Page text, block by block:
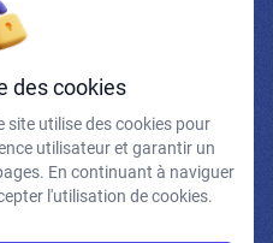
la newsletter
confirme avoir pris connaissance de
et mentions légales.
des cookies
site utilise des cookies pour
utilisateur et garantir un
En continuant à naviguer
l'utilisation de cookies.